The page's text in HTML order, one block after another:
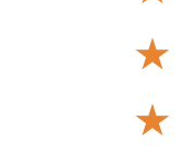
★
★